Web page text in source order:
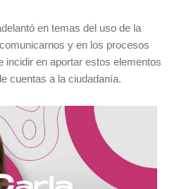
en temas del uso de la
y en los procesos
incidir en aportar estos elementos
cuentas a la ciudadanía.